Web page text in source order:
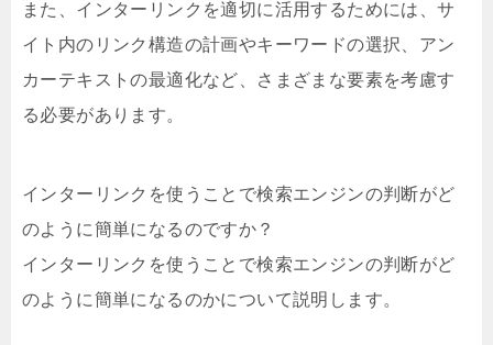
また、インターリンクを適切に活用するためには、サ
イト内のリンク構造の計画やキーワードの選択、アン
カーテキストの最適化など、さまざまな要素を考慮す
る必要があります。
インターリンクを使うことで検索エンジンの判断がど
のように簡単になるのですか？
インターリンクを使うことで検索エンジンの判断がど
のように簡単になるのかについて説明します。